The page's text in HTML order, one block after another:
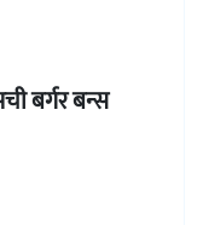
बर्गर बन्स